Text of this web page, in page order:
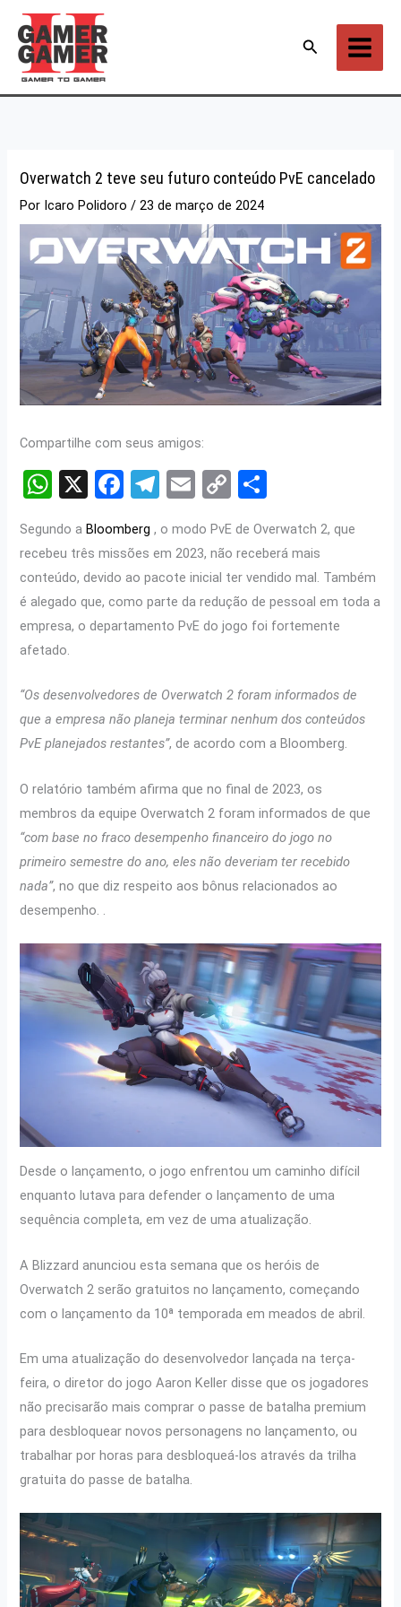
para
conteúdo
Pesquisar
Overwatch 2 teve seu futuro conteúdo PvE cancelado
Por Icaro Polidoro/23 de março de 2024
Compartilhe com seus amigos:
W
at
s
A
p
p
X
F
ce
b
o
o
T
e
gr
a
m
E
ail
C
py
Li
n
k
ar
e
Segundo aBloomberg , o modo PvE de Overwatch 2, que
recebeu três missões em 2023, não receberá mais
conteúdo, devido ao pacote inicial ter vendido mal. Também
é alegado que, como parte da redução de pessoal em toda a
empresa, o departamento PvE do jogo foi fortemente
afetado.
“Os desenvolvedores de Overwatch 2 foram informados de
que a empresa não planeja terminar nenhum dos conteúdos
PvE planejados restantes”, de acordo com a Bloomberg.
O relatório também afirma que no final de 2023, os
membros da equipe Overwatch 2 foram informados de que
“com base no fraco desempenho financeiro do jogo no
primeiro semestre do ano, eles não deveriam ter recebido
nada”, no que diz respeito aos bônus relacionados ao
desempenho. .
Desde o lançamento, o jogo enfrentou um caminho difícil
enquanto lutava para defender o lançamento de uma
sequência completa, em vez de uma atualização.
A Blizzard anunciou esta semana que os heróis de
Overwatch 2 serão gratuitos no lançamento, começando
com o lançamento da 10ª temporada em meados de abril.
Em uma atualização do desenvolvedor lançada na terça-
feira, o diretor do jogo Aaron Keller disse que os jogadores
não precisarão mais comprar o passe de batalha premium
para desbloquear novos personagens no lançamento, ou
trabalhar por horas para desbloqueá-los através da trilha
gratuita do passe de batalha.